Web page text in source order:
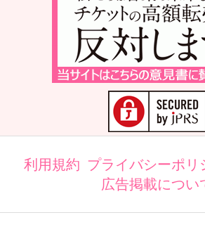
利用規約 プライバシーポリ
広告掲載につい